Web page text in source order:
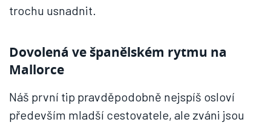
trochu usnadnit.
Dovolená ve španělském rytmu na
Mallorce
Náš první tip pravděpodobně nejspíš osloví
především mladší cestovatele, ale zváni jsou